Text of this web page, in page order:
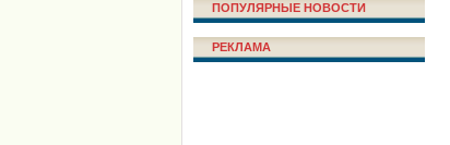
ПОПУЛЯРНЫЕ НОВОСТИ
РЕКЛАМА